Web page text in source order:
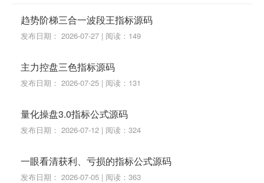
趋势阶梯三合一波段王指标源码
发布日期： 2026-07-27 | 阅读：149
主力控盘三色指标源码
发布日期： 2026-07-25 | 阅读：131
量化操盘3.0指标公式源码
发布日期： 2026-07-12 | 阅读：324
一眼看清获利、亏损的指标公式源码
发布日期： 2026-07-05 | 阅读：363